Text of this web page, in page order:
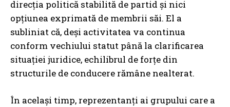
direcția politică stabilită de partid și nici
opțiunea exprimată de membrii săi. El a
subliniat că, deși activitatea va continua
conform vechiului statut până la clarificarea
situației juridice, echilibrul de forțe din
structurile de conducere rămâne nealterat.
În același timp, reprezentanți ai grupului care a